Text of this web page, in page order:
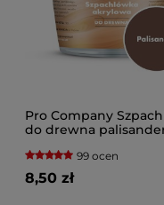
Pro Company
do drewna
99 ocen
8,50 zł